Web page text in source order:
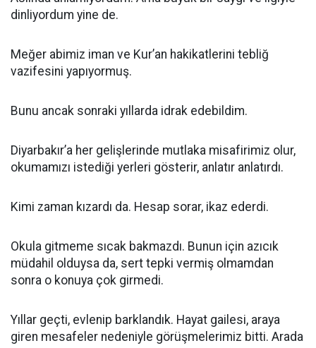
dinliyordum yine de.
Meğer abimiz iman ve Kur’an hakikatlerini tebliğ
vazifesini yapıyormuş.
Bunu ancak sonraki yıllarda idrak edebildim.
Diyarbakır’a her gelişlerinde mutlaka misafirimiz olur,
okumamızı istediği yerleri gösterir, anlatır anlatırdı.
Kimi zaman kızardı da. Hesap sorar, ikaz ederdi.
Okula gitmeme sıcak bakmazdı. Bunun için azıcık
müdahil olduysa da, sert tepki vermiş olmamdan
sonra o konuya çok girmedi.
Yıllar geçti, evlenip barklandık. Hayat gailesi, araya
giren mesafeler nedeniyle görüşmelerimiz bitti. Arada